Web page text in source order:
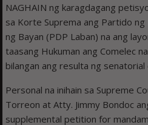
NAGHAIN ng karagdagang
sa Korte Suprema ang Partido
ng Bayan (PDP Laban) na ang
taasang Hukuman ang Comelec
bilangan ang resulta ng
Personal na inihain sa Supreme
Torreon at Atty. Jimmy Bondoc
supplemental petition for